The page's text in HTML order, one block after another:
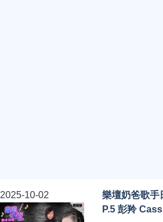
2025-10-02
樂壇奶爸歌手
P.5 彭羚 Cass